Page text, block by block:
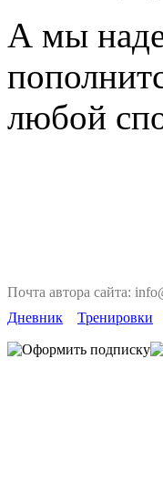
А мы
любой
Почта автора сайта:
Дневник
Тренировки